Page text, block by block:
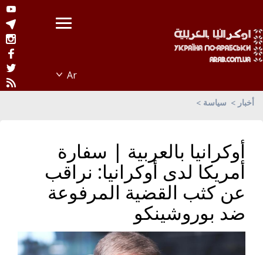
أخبار سياسة
أوكرانيا بالعربية | سفارة
أمريكا لدى أوكرانيا: نراقب
عن كثب القضية المرفوعة
ضد بوروشينكو